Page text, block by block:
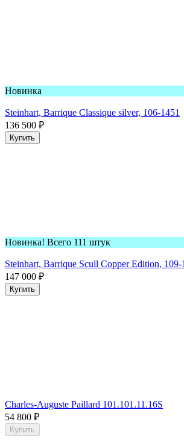
Новинка
Steinhart, Barrique Classique silver, 106-1451
136 500 ₽
Купить
Новинка! Всего 111 штук
Steinhart, Barrique Scull Copper Edition, 109-
147 000 ₽
Купить
Charles-Auguste Paillard 101.101.11.16S
54 800 ₽
Купить